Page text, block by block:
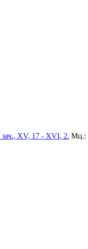
XV, 17 - XVI, 2. Мц.: